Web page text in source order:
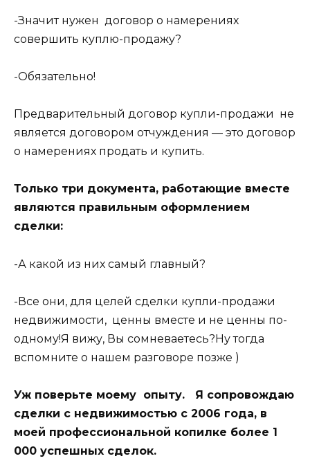
-Значит нужен договор о намерениях
совершить куплю-продажу?
-Обязательно!
Предварительный договор купли-продажи не
является договором отчуждения — это договор
о намерениях продать и купить.
Только три документа, работающие вместе
являются правильным оформлением
сделки:
-А какой из них самый главный?
-Все они, для целей сделки купли-продажи
недвижимости, ценны вместе и не ценны по-
одному!Я вижу, Вы сомневаетесь?Ну тогда
вспомните о нашем разговоре позже )
Уж поверьте моему опыту. Я сопровождаю
сделки с недвижимостью с 2006 года, в
моей профессиональной копилке более 1
000 успешных сделок.